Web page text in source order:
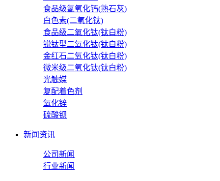
食品级氢氧化钙(熟石灰)
白色素(二氧化钛)
食品级二氧化钛(钛白粉)
锐钛型二氧化钛(钛白粉)
金红石二氧化钛(钛白粉)
微米级二氧化钛(钛白粉)
光触媒
复配着色剂
氧化锌
硫酸钡
新闻资讯
公司新闻
行业新闻